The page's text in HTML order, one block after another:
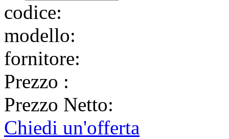
codice:
modello:
fornitore:
Prezzo :
Prezzo Netto:
Chiedi un'offerta